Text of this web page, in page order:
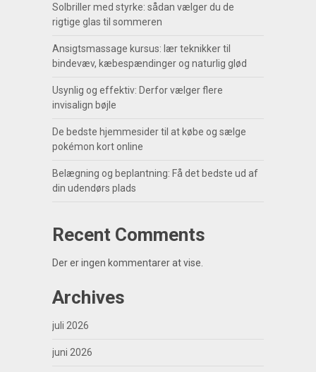
Solbriller med styrke: sådan vælger du de
rigtige glas til sommeren
Ansigtsmassage kursus: lær teknikker til
bindevæv, kæbespændinger og naturlig glød
Usynlig og effektiv: Derfor vælger flere
invisalign bøjle
De bedste hjemmesider til at købe og sælge
pokémon kort online
Belægning og beplantning: Få det bedste ud af
din udendørs plads
Recent Comments
Der er ingen kommentarer at vise.
Archives
juli 2026
juni 2026